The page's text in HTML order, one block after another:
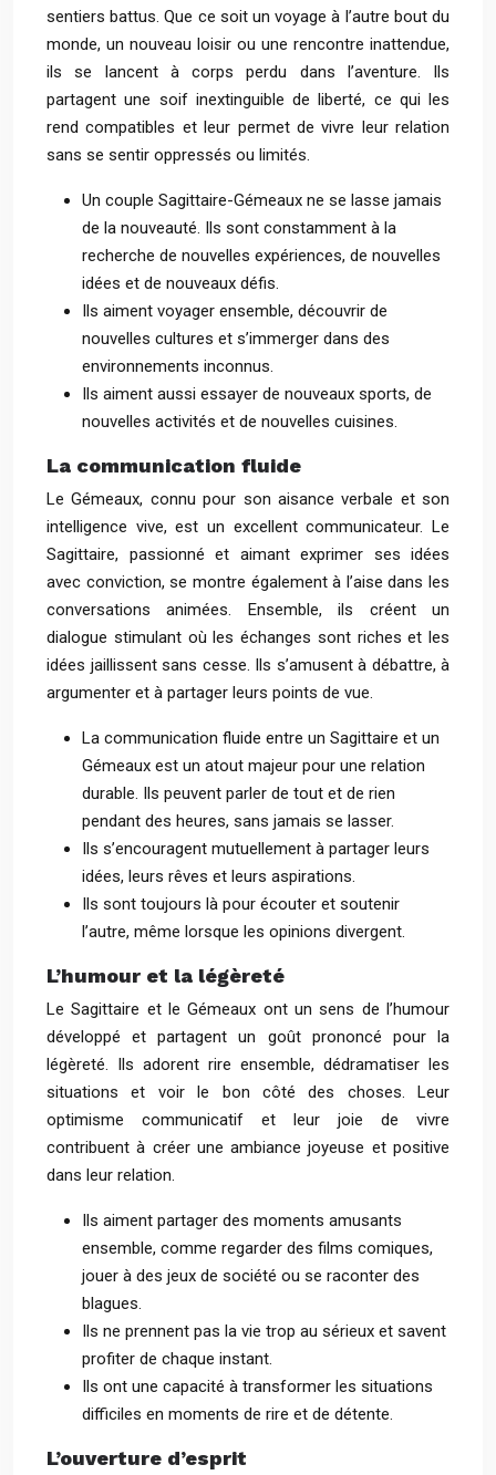
sentiers battus. Que ce soit un voyage à l’autre bout du
monde, un nouveau loisir ou une rencontre inattendue,
ils se lancent à corps perdu dans l’aventure. Ils
partagent une soif inextinguible de liberté, ce qui les
rend compatibles et leur permet de vivre leur relation
sans se sentir oppressés ou limités.
Un couple Sagittaire-Gémeaux ne se lasse jamais
de la nouveauté. Ils sont constamment à la
recherche de nouvelles expériences, de nouvelles
idées et de nouveaux défis.
Ils aiment voyager ensemble, découvrir de
nouvelles cultures et s’immerger dans des
environnements inconnus.
Ils aiment aussi essayer de nouveaux sports, de
nouvelles activités et de nouvelles cuisines.
La communication fluide
Le Gémeaux, connu pour son aisance verbale et son
intelligence vive, est un excellent communicateur. Le
Sagittaire, passionné et aimant exprimer ses idées
avec conviction, se montre également à l’aise dans les
conversations animées. Ensemble, ils créent un
dialogue stimulant où les échanges sont riches et les
idées jaillissent sans cesse. Ils s’amusent à débattre, à
argumenter et à partager leurs points de vue.
La communication fluide entre un Sagittaire et un
Gémeaux est un atout majeur pour une relation
durable. Ils peuvent parler de tout et de rien
pendant des heures, sans jamais se lasser.
Ils s’encouragent mutuellement à partager leurs
idées, leurs rêves et leurs aspirations.
Ils sont toujours là pour écouter et soutenir
l’autre, même lorsque les opinions divergent.
L’humour et la légèreté
Le Sagittaire et le Gémeaux ont un sens de l’humour
développé et partagent un goût prononcé pour la
légèreté. Ils adorent rire ensemble, dédramatiser les
situations et voir le bon côté des choses. Leur
optimisme communicatif et leur joie de vivre
contribuent à créer une ambiance joyeuse et positive
dans leur relation.
Ils aiment partager des moments amusants
ensemble, comme regarder des films comiques,
jouer à des jeux de société ou se raconter des
blagues.
Ils ne prennent pas la vie trop au sérieux et savent
profiter de chaque instant.
Ils ont une capacité à transformer les situations
difficiles en moments de rire et de détente.
L’ouverture d’esprit